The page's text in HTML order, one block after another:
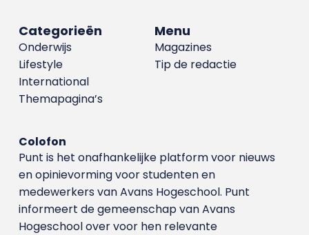
Menu
Magazines
Tip de redactie
Categorieën
Onderwijs
Lifestyle
International
Themapagina’s
Colofon
Punt is het onafhankelijke platform voor nieuws
en opinievorming voor studenten en
medewerkers van Avans Hoge­school. Punt
informeert de gemeenschap van Avans
Hogeschool over voor hen relevante